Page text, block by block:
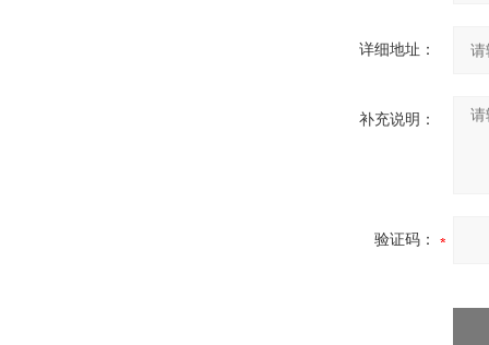
详细地址：
补充说明：
验证码：